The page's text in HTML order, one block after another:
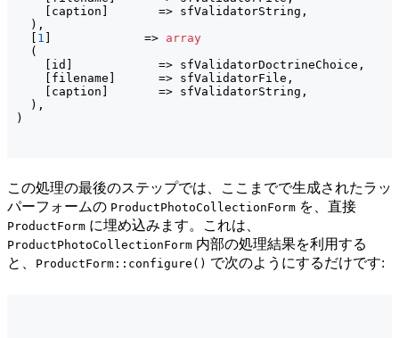
caption
       => sfValidatorString,
) ,
1
             =>
array
(
id
            => sfValidatorDoctrineChoice,
filename
      => sfValidatorFile,
caption
       => sfValidatorString,
)
)
この処理の最後のステップでは、ここまでで生成されたラッ
パーフォームの ProductPhotoCollectionForm を、直接
ProductForm に埋め込みます。これは、
ProductPhotoCollectionForm 内部の処理結果を利用する
と、
ProductForm::configure() で次のようにするだけです: